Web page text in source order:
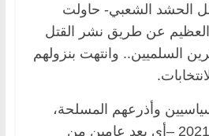
الحشد الشعبي- حاولت
عن طريق نشر القتل
السلميين.. وانتهت بنزولهم
وأذرعهم المسلحة،
تأتي انتخابات أكتوبر 2021 –أي بعد عامين من